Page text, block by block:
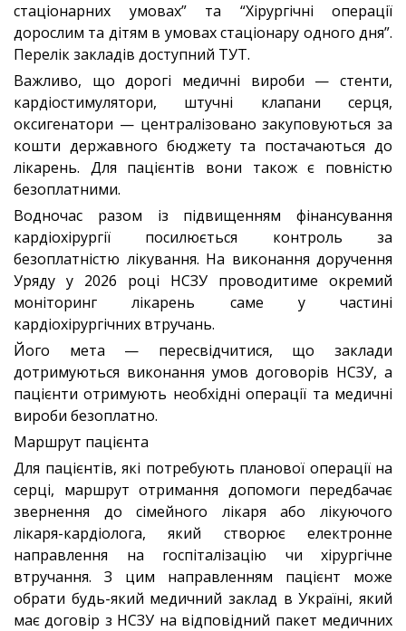
стаціонарних умовах” та “Хірургічні операції
дорослим та дітям в умовах стаціонару одного дня”.
Перелік закладів доступний ТУТ.
Важливо, що дорогі медичні вироби — стенти,
кардіостимулятори, штучні клапани серця,
оксигенатори — централізовано закуповуються за
кошти державного бюджету та постачаються до
лікарень. Для пацієнтів вони також є повністю
безоплатними.
Водночас разом із підвищенням фінансування
кардіохірургії посилюється контроль за
безоплатністю лікування. На виконання доручення
Уряду у 2026 році НСЗУ проводитиме окремий
моніторинг лікарень саме у частині
кардіохірургічних втручань.
Його мета — пересвідчитися, що заклади
дотримуються виконання умов договорів НСЗУ, а
пацієнти отримують необхідні операції та медичні
вироби безоплатно.
Маршрут пацієнта
Для пацієнтів, які потребують планової операції на
серці, маршрут отримання допомоги передбачає
звернення до сімейного лікаря або лікуючого
лікаря-кардіолога, який створює електронне
направлення на госпіталізацію чи хірургічне
втручання. З цим направленням пацієнт може
обрати будь-який медичний заклад в Україні, який
має договір з НСЗУ на відповідний пакет медичних